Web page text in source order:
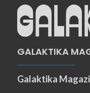
GALAKTIKA
Galaktika